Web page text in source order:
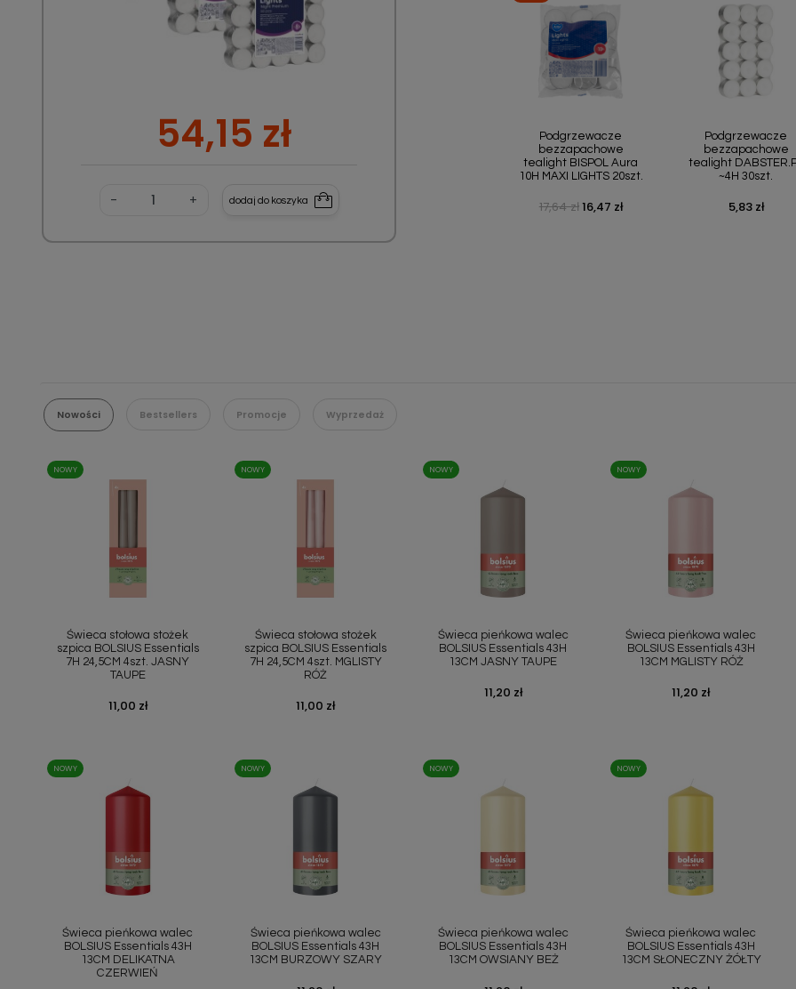
54,15 zł
- + dodaj do koszyka
Podgrzewacze
bezzapachowe
tealight BISPOL Aura
10H MAXI LIGHTS 20szt.
Cena podstawowa
17,64 zł Cena
16,47 zł
Podgrzewacze
bezzapachowe
tealight
~4H 30szt.
Cena
5,83 zł
Nowości Bestsellers Promocje Wyprzedaż
Świeca stołowa stożek
szpica BOLSIUS Essentials
7H 24,5CM 4szt. JASNY
TAUPE
Cena
11,00 zł
NOWY
Świeca stołowa stożek
szpica BOLSIUS Essentials
7H 24,5CM 4szt. MGLISTY
RÓŻ
Cena
11,00 zł
NOWY
Świeca pieńkowa walec
BOLSIUS Essentials 43H
13CM JASNY TAUPE
Cena
11,20 zł
NOWY
Świeca pieńkowa walec
BOLSIUS Essentials 43H
13CM MGLISTY RÓŻ
Cena
11,20 zł
NOWY
Świeca pieńkowa walec
BOLSIUS Essentials 43H
13CM DELIKATNA
CZERWIEŃ
NOWY
Świeca pieńkowa walec
BOLSIUS Essentials 43H
13CM BURZOWY SZARY
NOWY
Świeca pieńkowa walec
BOLSIUS Essentials 43H
13CM OWSIANY BEŻ
NOWY
Świeca pieńkowa walec
BOLSIUS Essentials 43H
13CM SŁONECZNY ŻÓŁTY
NOWY